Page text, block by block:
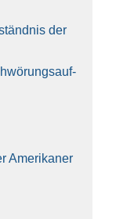
der
Ame­ri­ka­ner